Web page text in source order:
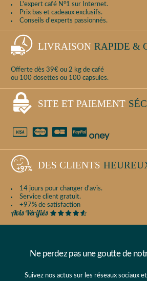
L'expert café N°1 sur Internet.
Prix bas et cadeaux exclusifs.
Conseils d'experts passionnés.
LIVRAISON RAPIDE &
Offerte dès 39€ ou 2 kg de café
ou 100 dosettes ou 100 capsules.
SITE ET PAIEMENT
DES CLIENTS
14 jours pour changer d'avis.
Service client gratuit.
+97% de satisfaction
Ne perdez pas une goutte de
Suivez nos actus sur les réseaux sociaux